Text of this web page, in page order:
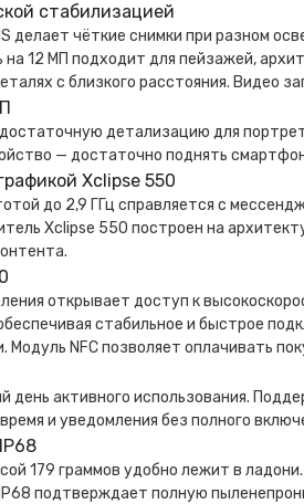
стабилизацией
делает чёткие снимки при разном
12 МП подходит для пейзажей,
с близкого расстояния. Видео
детализацию для
— достаточно поднять
Xclipse 550
до 2,9 ГГц справляется с
Xclipse 550 построен на
открывает доступ к
стабильное и быстрое
NFC позволяет оплачивать
день активного использования.
и уведомления без полного
179 граммов удобно лежит в
подтверждает полную